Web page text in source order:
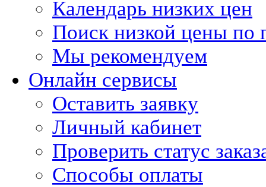
Календарь низких цен
Поиск низкой цены по
Мы рекомендуем
Онлайн сервисы
Оставить заявку
Личный кабинет
Проверить статус
Способы оплаты